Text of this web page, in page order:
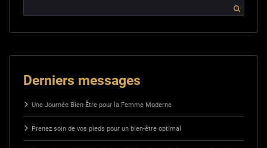
Derniers messages
Une Journée Bien-Être pour la Femme Moderne
Prenez soin de vos pieds pour un bien-être optimal